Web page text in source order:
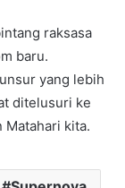
raksasa
baru.
yang lebih
ditelusuri ke
kita.